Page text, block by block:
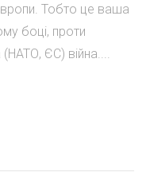
Тобто це ваша
боці, проти
ЄС) війна....